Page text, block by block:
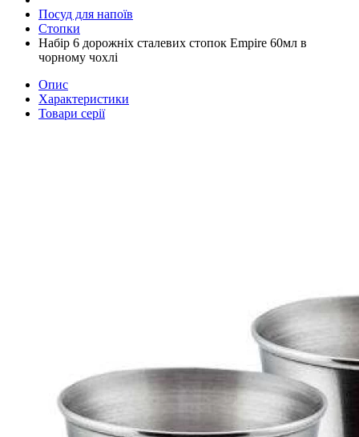
Посуд для напоїв
Стопки
Набір 6 дорожніх сталевих стопок Empire 60мл в
чорному чохлі
Опис
Характеристики
Товари серії